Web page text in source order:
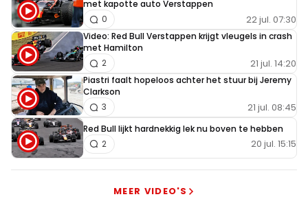
met kapotte auto Verstappen
22 jul. 07:30
0
Video: Red Bull Verstappen krijgt vleugels in crash
met Hamilton
21 jul. 14:20
2
Piastri faalt hopeloos achter het stuur bij Jeremy
Clarkson
21 jul. 08:45
3
Red Bull lijkt hardnekkig lek nu boven te hebben
20 jul. 15:15
2
MEER VIDEO'S